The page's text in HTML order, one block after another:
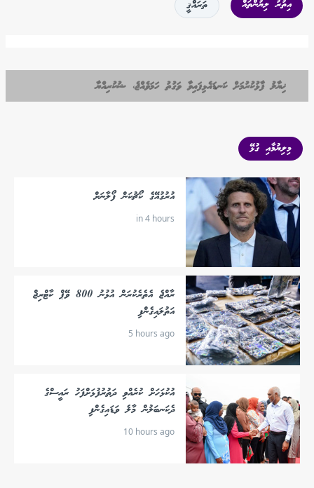
އިތުރު ލިޔުންތައް ތަރައްްޤީ
ޚިޔާލު ފާޅުކުރުމަށް ކަނޑައެޅިފައިވާ ވަގުތު ހަމަވެއްޖެ، ޝުކުރިއްޔާ
މިލިޔުމާއި ގުޅޭ
އުރުގުއޭގެ ކޯޗުކަން ފޯލާނަށް
in 4 hours
ރާއްޖެ އެތެރެކުރަން އުޅުނު 800 ވޭޕް ކާޓްރިޖް
އަތުލައިގެންފި
5 hours ago
އުކުޅަހަށް ކުރެއްވި ދަތުރުފުޅަށްފަހު ރައީސްގެ
ދެކަނބަލުން މާލެ ވަޑައިގެންފި
10 hours ago